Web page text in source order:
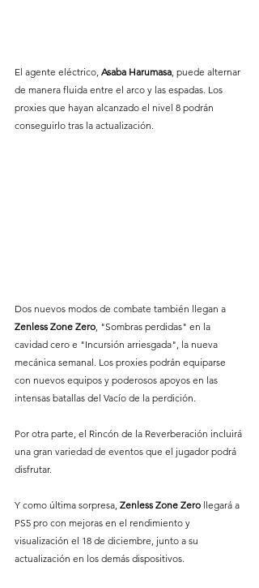
El agente eléctrico, Asaba Harumasa, puede alternar
de manera fluida entre el arco y las espadas. Los
proxies que hayan alcanzado el nivel 8 podrán
conseguirlo tras la actualización.
Dos nuevos modos de combate también llegan a
Zenless Zone Zero , "Sombras perdidas" en la
cavidad cero e "Incursión arriesgada", la nueva
mecánica semanal. Los proxies podrán equiparse
con nuevos equipos y poderosos apoyos en las
intensas batallas del Vacío de la perdición.
Por otra parte, el Rincón de la Reverberación incluirá
una gran variedad de eventos que el jugador podrá
disfrutar.
Y como última sorpresa, Zenless Zone Zero llegará a
PS5 pro con mejoras en el rendimiento y
visualización el 18 de diciembre, junto a su
actualización en los demás dispositivos.